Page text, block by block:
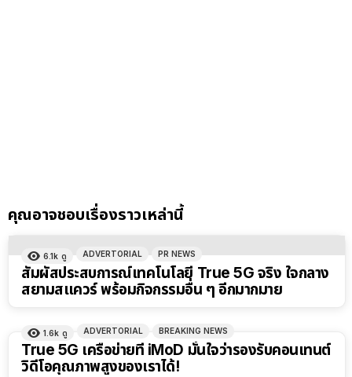
คุณอาจชอบเรื่องราวเหล่านี้
6.1k ดู ADVERTORIAL PR NEWS
สัมผัสประสบการณ์เทคโนโลยี True 5G จริง ใจกลาง
สยามสแควร์ พร้อมกิจกรรมอื่น ๆ อีกมากมาย
1.6k ดู ADVERTORIAL BREAKING NEWS
True 5G เครือข่ายที่ iMoD มั่นใจว่ารองรับคอนเทนต์
วิดีโอคุณภาพสูงของเราได้!